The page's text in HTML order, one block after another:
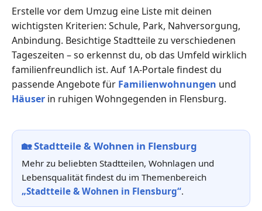
Erstelle vor dem Umzug eine Liste mit deinen
wichtigsten Kriterien: Schule, Park, Nahversorgung,
Anbindung. Besichtige Stadtteile zu verschiedenen
Tageszeiten – so erkennst du, ob das Umfeld wirklich
familienfreundlich ist. Auf 1A-Portale findest du
passende Angebote für Familienwohnungen und
Häuser in ruhigen Wohngegenden in Flensburg.
🏡Stadtteile & Wohnen in Flensburg
Mehr zu beliebten Stadtteilen, Wohnlagen und
Lebensqualität findest du im Themenbereich
„Stadtteile & Wohnen in Flensburg“.